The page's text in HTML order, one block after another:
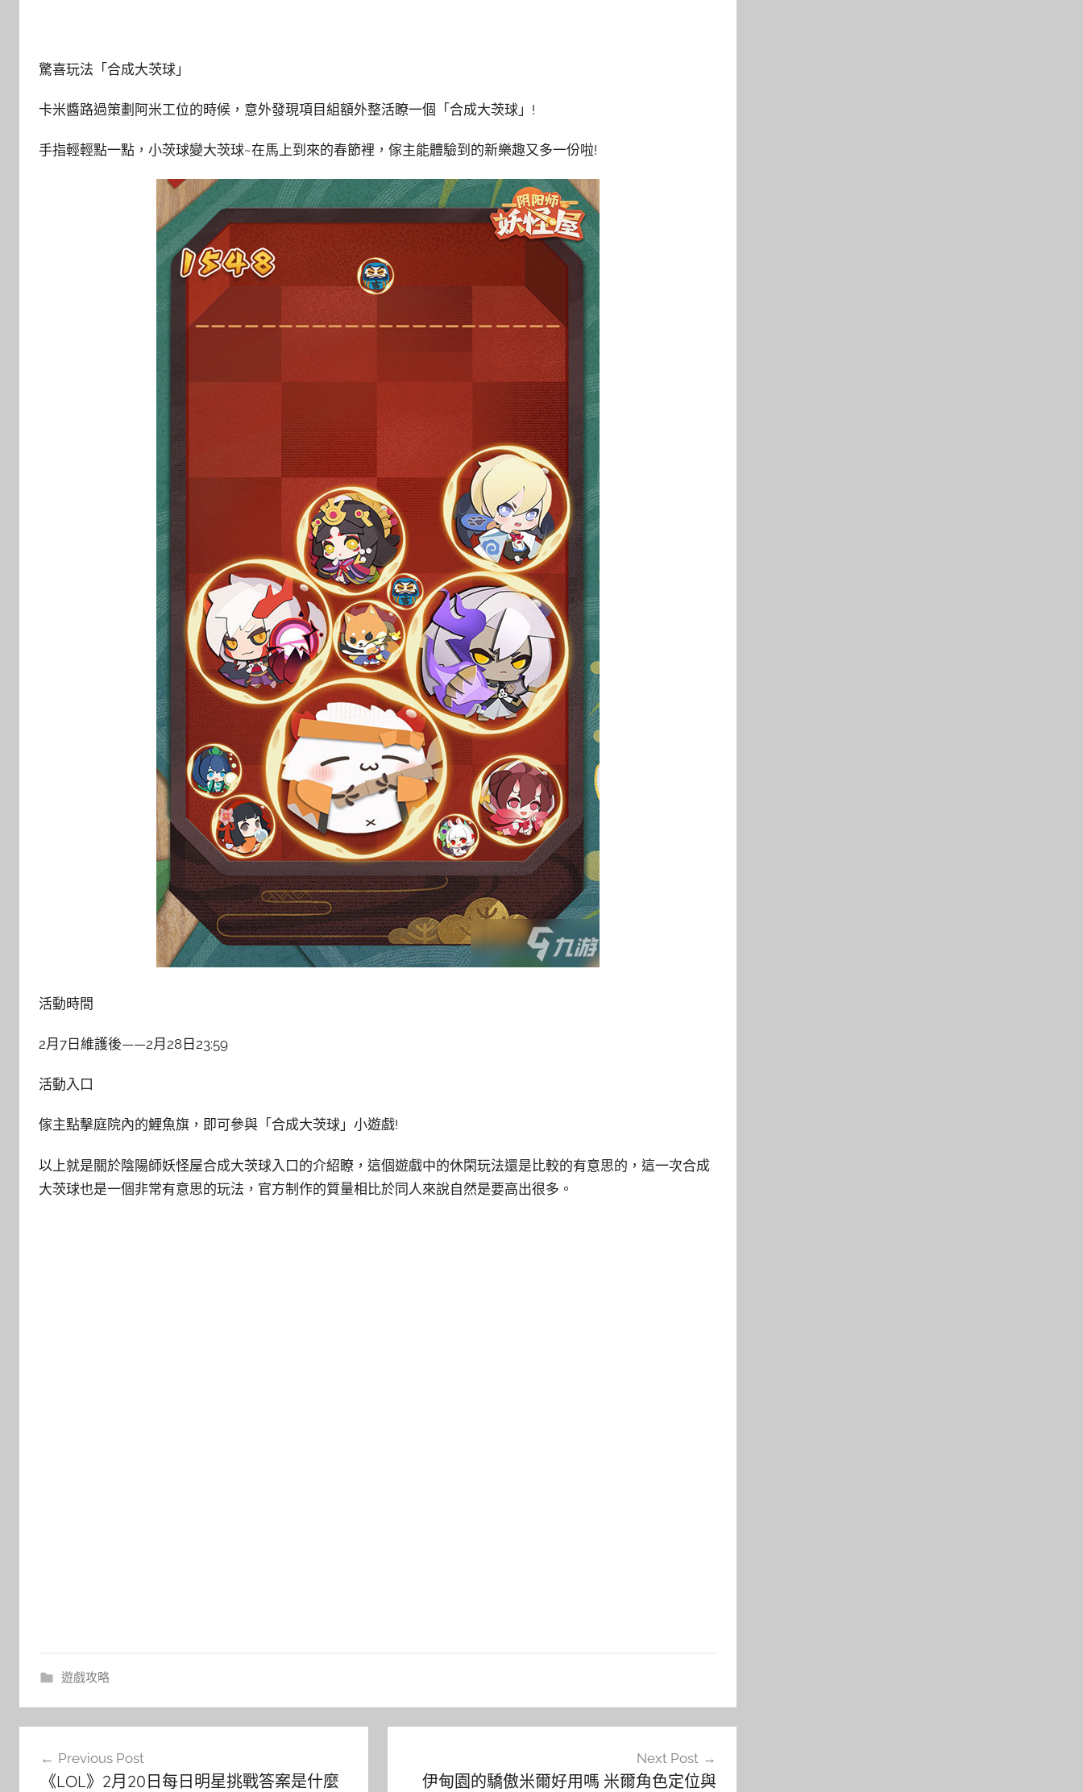
驚喜玩法「合成大茨球」
卡米醬路過策劃阿米工位的時候，意外發現項目組額外整活瞭一個「合成大茨球」!
手指輕輕點一點，小茨球變大茨球~在馬上到來的春節裡，傢主能體驗到的新樂趣又多一份啦!
活動時間
2月7日維護後——2月28日23:59
活動入口
傢主點擊庭院內的鯉魚旗，即可參與「合成大茨球」小遊戲!
以上就是關於陰陽師妖怪屋合成大茨球入口的介紹瞭，這個遊戲中的休閑玩法還是比較的有意思的，這一次合成
大茨球也是一個非常有意思的玩法，官方制作的質量相比於同人來說自然是要高出很多。
遊戲攻略
Previous Post
《LOL》2月20日每日明星挑戰答案是什麼
Next Post
伊甸園的驕傲米爾好用嗎 米爾角色定位​與